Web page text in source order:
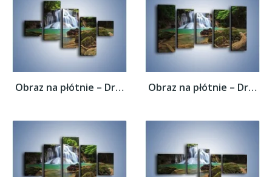
Obraz na płótnie – Drzewa schowane za... Obraz na płótnie – Drzewa schowane za...